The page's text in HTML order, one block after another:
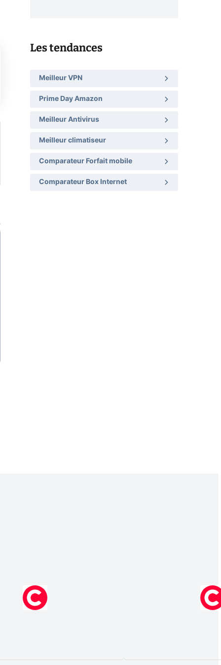
Les tendances
Meilleur VPN
Prime Day Amazon
Meilleur Antivirus
Meilleur climatiseur
Comparateur Forfait mobile
Comparateur Box Internet